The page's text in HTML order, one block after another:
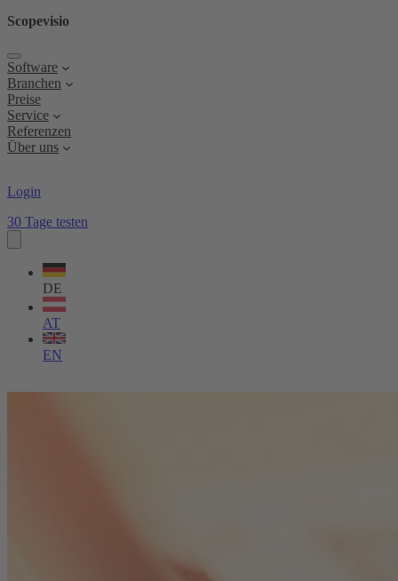
Scopevisio
Software
Branchen
Preise
Service
Referenzen
Über uns
Login
30 Tage testen
Sprache
wählen
DE
AT
EN